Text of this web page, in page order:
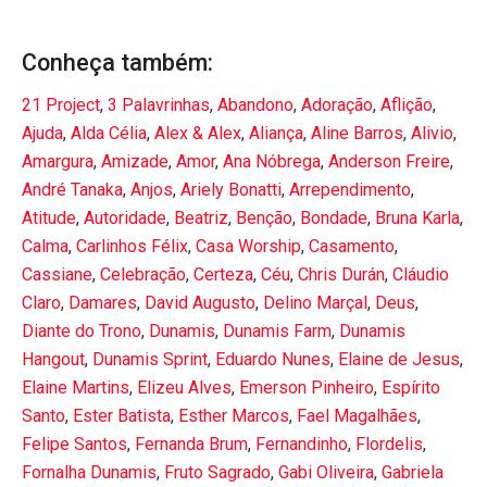
Conheça também:
21 Project, 3 Palavrinhas, Abandono, Adoração, Aflição,
Ajuda, Alda Célia, Alex & Alex, Aliança, Aline Barros, Alivio,
Amargura, Amizade, Amor, Ana Nóbrega, Anderson Freire,
André Tanaka, Anjos, Ariely Bonatti, Arrependimento,
Atitude, Autoridade, Beatriz, Benção, Bondade, Bruna Karla,
Calma, Carlinhos Félix, Casa Worship, Casamento,
Cassiane, Celebração, Certeza, Céu, Chris Durán, Cláudio
Claro, Damares, David Augusto, Delino Marçal, Deus,
Diante do Trono, Dunamis, Dunamis Farm, Dunamis
Hangout, Dunamis Sprint, Eduardo Nunes, Elaine de Jesus,
Elaine Martins, Elizeu Alves, Emerson Pinheiro, Espírito
Santo, Ester Batista, Esther Marcos, Fael Magalhães,
Felipe Santos, Fernanda Brum, Fernandinho, Flordelis,
Fornalha Dunamis, Fruto Sagrado, Gabi Oliveira, Gabriela